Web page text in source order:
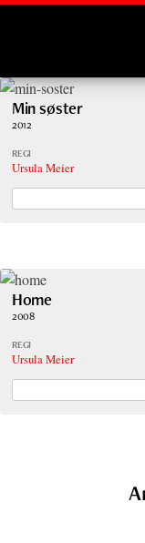
Min søster
2012
REGI
Ursula Meier
Home
2008
REGI
Ursula Meier